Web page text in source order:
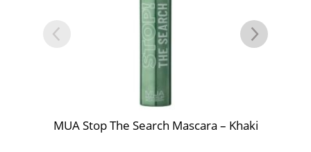
MUA Stop The Search Mascara – Khaki